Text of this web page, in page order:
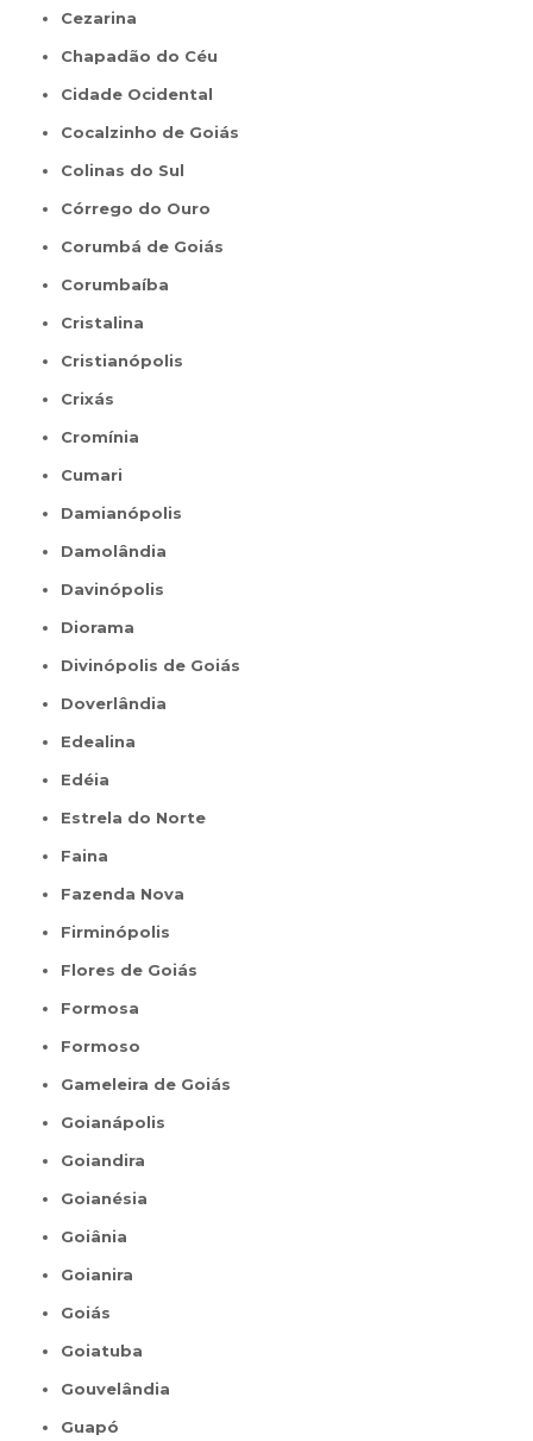
Cezarina
Chapadão do Céu
Cidade Ocidental
Cocalzinho de Goiás
Colinas do Sul
Córrego do Ouro
Corumbá de Goiás
Corumbaíba
Cristalina
Cristianópolis
Crixás
Cromínia
Cumari
Damianópolis
Damolândia
Davinópolis
Diorama
Divinópolis de Goiás
Doverlândia
Edealina
Edéia
Estrela do Norte
Faina
Fazenda Nova
Firminópolis
Flores de Goiás
Formosa
Formoso
Gameleira de Goiás
Goianápolis
Goiandira
Goianésia
Goiânia
Goianira
Goiás
Goiatuba
Gouvelândia
Guapó